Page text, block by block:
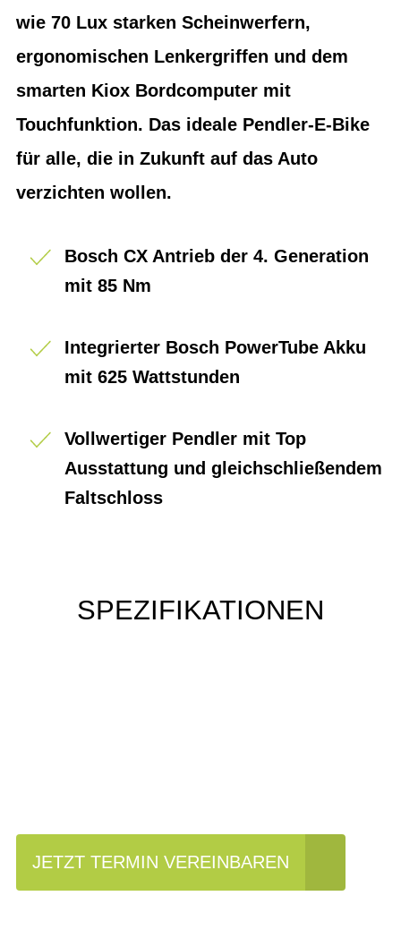
wie 70 Lux starken Scheinwerfern,
ergonomischen Lenkergriffen und dem
smarten Kiox Bordcomputer mit
Touchfunktion. Das ideale Pendler-E-Bike
für alle, die in Zukunft auf das Auto
verzichten wollen.
Bosch CX Antrieb der 4. Generation
mit 85 Nm
Integrierter Bosch PowerTube Akku
mit 625 Wattstunden
Vollwertiger Pendler mit Top
Ausstattung und gleichschließendem
Faltschloss
SPEZIFIKATIONEN
JETZT TERMIN VEREINBAREN